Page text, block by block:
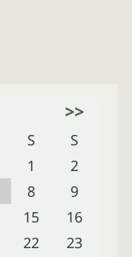
>>
S
S
1
2
8
9
15
16
22
23